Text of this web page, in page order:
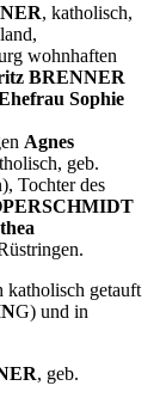
, katholisch,
wohnhaften
BRENNER
Sophie
Agnes
geb.
Tochter des
katholisch getauft
G) und in
, geb.